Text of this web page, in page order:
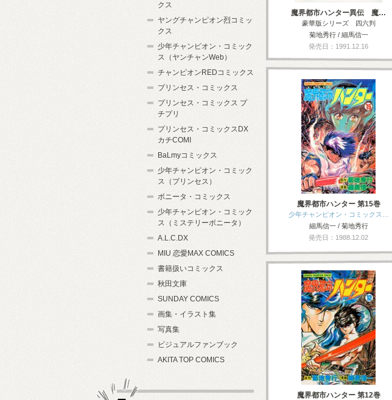
魔界都市ハンター異伝 魔…
豪華版シリーズ 四六判
菊地秀行 / 細馬信一
発売日：1991.12.16
魔界都市ハンター 第15巻
少年チャンピオン・コミックス…
細馬信一 / 菊地秀行
発売日：1988.12.02
魔界都市ハンター 第12巻
クス
ヤングチャンピオン烈コミッ
クス
少年チャンピオン・コミック
ス（ヤンチャンWeb）
チャンピオンREDコミックス
プリンセス・コミックス
プリンセス・コミックス プ
チプリ
プリンセス・コミックスDX
カチCOMI
BaLmyコミックス
少年チャンピオン・コミック
ス（プリンセス）
ボニータ・コミックス
少年チャンピオン・コミック
ス（ミステリーボニータ）
A.L.C.DX
MIU 恋愛MAX COMICS
書籍扱いコミックス
秋田文庫
SUNDAY COMICS
画集・イラスト集
写真集
ビジュアルファンブック
AKITA TOP COMICS